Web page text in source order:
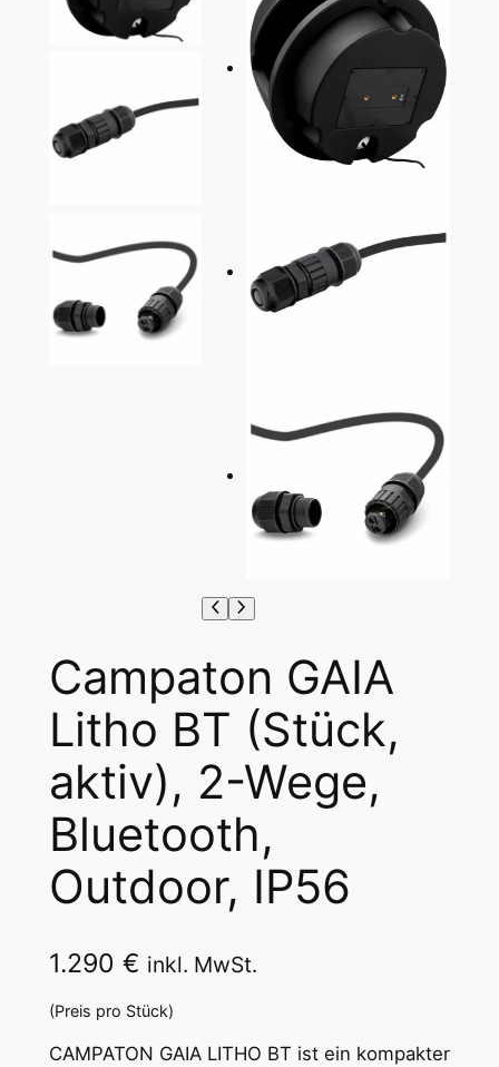
Campaton GAIA
Litho BT (Stück,
aktiv), 2-Wege,
Bluetooth,
Outdoor, IP56
1.290 € inkl. MwSt.
(Preis pro Stück)
CAMPATON GAIA LITHO BT ist ein kompakter